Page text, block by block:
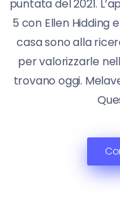
puntata del 2021.
5 con Ellen Hidding
casa sono alla
per valorizzarle
trovano oggi.